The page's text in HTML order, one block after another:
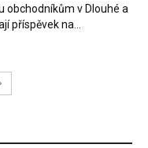
obchodníkům v Dlouhé a
příspěvek na...